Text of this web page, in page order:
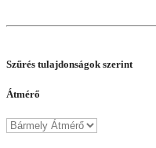
Szűrés tulajdonságok szerint
Átmérő